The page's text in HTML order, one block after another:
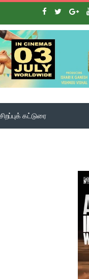
சிறப்புக் கட்டுரை